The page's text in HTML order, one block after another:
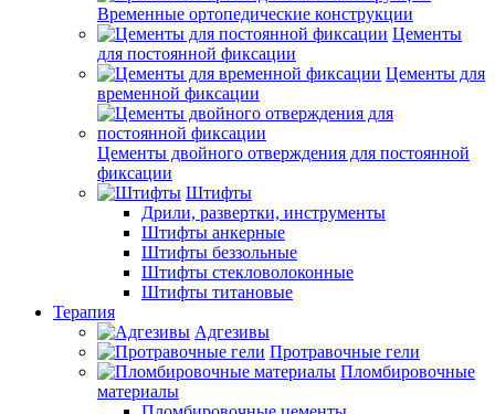
Временные ортопедические конструкции
Цементы
для постоянной фиксации
Цементы для
временной фиксации
Цементы двойного отверждения для постоянной
фиксации
Штифты
Дрили, развертки, инструменты
Штифты анкерные
Штифты беззольные
Штифты стекловолоконные
Штифты титановые
Терапия
Адгезивы
Протравочные гели
Пломбировочные
материалы